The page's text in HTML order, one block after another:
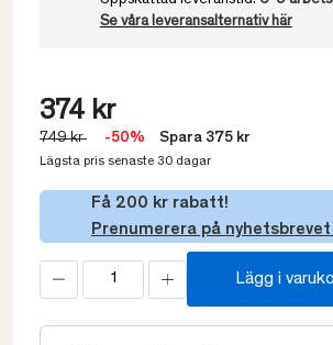
Se våra leveransalternativ här
374 kr
749 kr -50% Spara 375 kr
Lägsta pris senaste 30 dagar
Få 200 kr rabatt!
Prenumerera på nyhetsbrevet
Lägg i